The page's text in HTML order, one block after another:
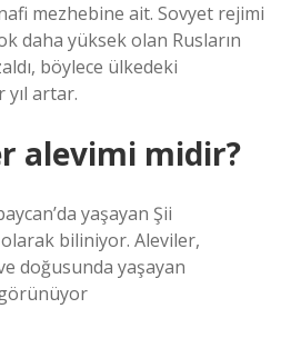
mezhebine ait. Sovyet rejimi
daha yüksek olan Rusların
böylece ülkedeki
yıl artar.
alevimi midir?
yaşayan Şii
biliniyor. Aleviler,
doğusunda yaşayan